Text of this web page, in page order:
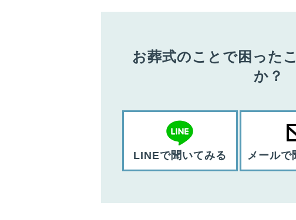
お葬式のことで困った
か？
LINEで聞いてみる メールで